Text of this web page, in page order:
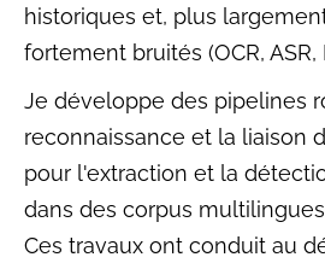
historiques et, plus
fortement bruités (OCR, ASR,
Je développe des pipelines
reconnaissance et la liaison
pour l'extraction et la
dans des corpus
Ces travaux ont conduit au